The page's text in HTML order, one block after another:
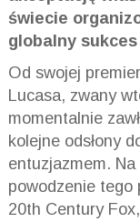
świecie
globalny
Od swojej
Lucasa, zwany
momentalnie
kolejne odsłony
entuzjazmem.
powodzenie tego
20th Century Fox